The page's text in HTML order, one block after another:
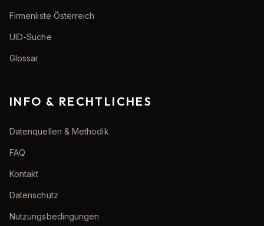
Firmenliste Österreich
UID-Suche
Glossar
INFO & RECHTLICHES
Datenquellen & Methodik
FAQ
Kontakt
Datenschutz
Nutzungsbedingungen